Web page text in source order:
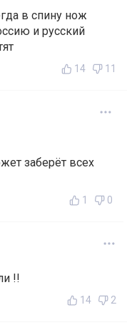
в спину нож
и русский
14 11
заберёт всех
1 0
!!
14 2